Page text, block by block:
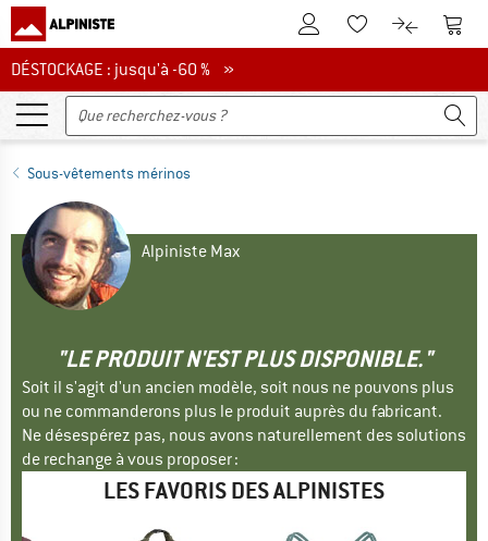
Vers le compte client
Vers la liste
Vers le
DÉSTOCKAGE : jusqu'à -60 %
DÉSTOCKAGE : jusqu'à -60 % »
Sous-vêtements mérinos
Alpiniste Max
"LE PRODUIT N'EST PLUS DISPONIBLE."
Soit il s'agit d'un ancien modèle, soit nous ne pouvons plus
ou ne commanderons plus le produit auprès du fabricant.
Ne désespérez pas, nous avons naturellement des solutions
de rechange à vous proposer :
LES FAVORIS DES ALPINISTES